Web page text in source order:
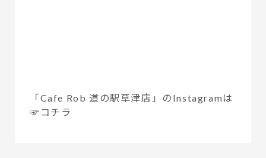
「Cafe Rob 道の駅草津店」のInstagramは
☞コチラ